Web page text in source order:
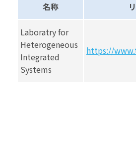
名称
Laboratry for
Heterogeneous
Integrated
Systems
https://